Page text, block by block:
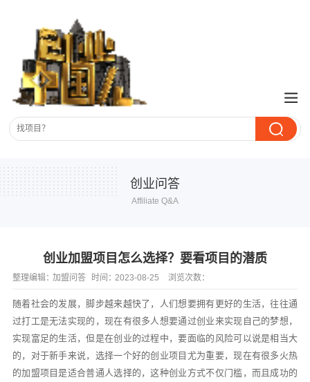
创业问答
Affiliate Q&A
创业加盟项目怎么选择？要看项目的潜质
整理编辑：加盟问答 时间：2023-08-25 浏览次数：
随着社会的发展，脚步越来越快了，人们想要拥有更好的生活，往往通
过打工是无法实现的，现在有很多人想要通过创业来实现自己的梦想，
实现富足的生活，但是在创业的过程中，要面临的风险可以说是相当大
的，对于新手来说，选择一个好的创业项目尤为重要，现在有很多火热
的加盟项目是适合普通人选择的，这种创业方式不仅门槛，而且成功的